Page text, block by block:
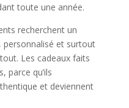
toute une année.
recherchent un
, personnalisé et surtout
Les cadeaux faits
parce qu’ils
et deviennent